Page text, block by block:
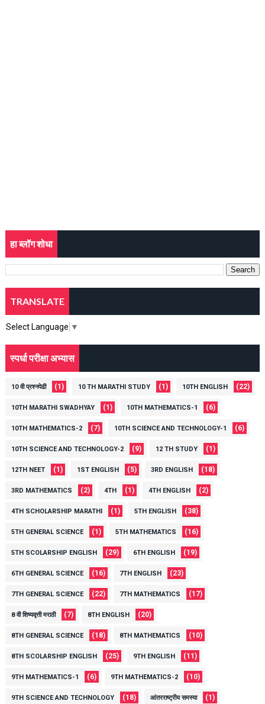
हा ब्लॉग शोधा
TRANSLATE
Select Language ▼
स्पर्धा परीक्षा अभ्यास
10 वी प्रश्नपेढी (1) 10 TH MARATHI STUDY (1) 10TH ENGLISH (22)
10TH MARATHI SWADHYAY (1) 10TH MATHEMATICS-1 (6)
10TH MATHEMATICS-2 (7) 10TH SCIENCE AND TECHNOLOGY-1 (6)
10TH SCIENCE AND TECHNOLOGY-2 (9) 12 TH STUDY (1)
12TH NEET (1) 1ST ENGLISH (5) 3RD ENGLISH (18)
3RD MATHEMATICS (2) 4TH (1) 4TH ENGLISH (2)
4TH SCHOLARSHIP MARATHI (1) 5TH ENGLISH (38)
5TH GENERAL SCIENCE (1) 5TH MATHEMATICS (16)
5TH SCOLARSHIP ENGLISH (29) 6TH ENGLISH (19)
6TH GENERAL SCIENCE (16) 7TH ENGLISH (23)
7TH GENERAL SCIENCE (22) 7TH MATHEMATICS (17)
8 वी शिष्यवृत्ती मराठी (7) 8TH ENGLISH (20)
8TH GENERAL SCIENCE (18) 8TH MATHEMATICS (10)
8TH SCOLARSHIP ENGLISH (25) 9TH ENGLISH (11)
9TH MATHEMATICS-1 (6) 9TH MATHEMATICS-2 (10)
9TH SCIENCE AND TECHNOLOGY (18) आंतरराष्ट्रीय समस्या (1)